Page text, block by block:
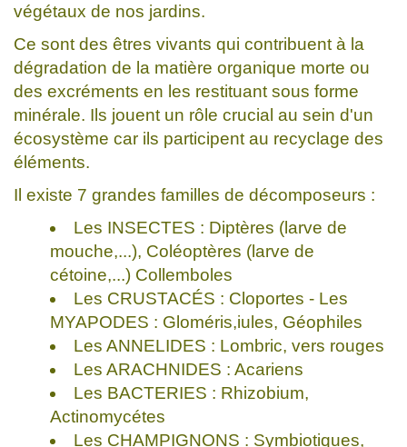
végétaux de nos jardins.
Ce sont des êtres vivants qui contribuent à la
dégradation de la matière organique morte ou
des excréments en les restituant sous forme
minérale. Ils jouent un rôle crucial au sein d'un
écosystème car ils participent au recyclage des
éléments.
Il existe 7 grandes familles de décomposeurs :
Les INSECTES : Diptères (larve de
mouche,...), Coléoptères (larve de
cétoine,...) Collemboles
Les CRUSTACÉS : Cloportes - Les
MYAPODES : Gloméris,iules, Géophiles
Les ANNELIDES : Lombric, vers rouges
Les ARACHNIDES : Acariens
Les BACTERIES : Rhizobium,
Actinomycétes
Les CHAMPIGNONS : Symbiotiques,